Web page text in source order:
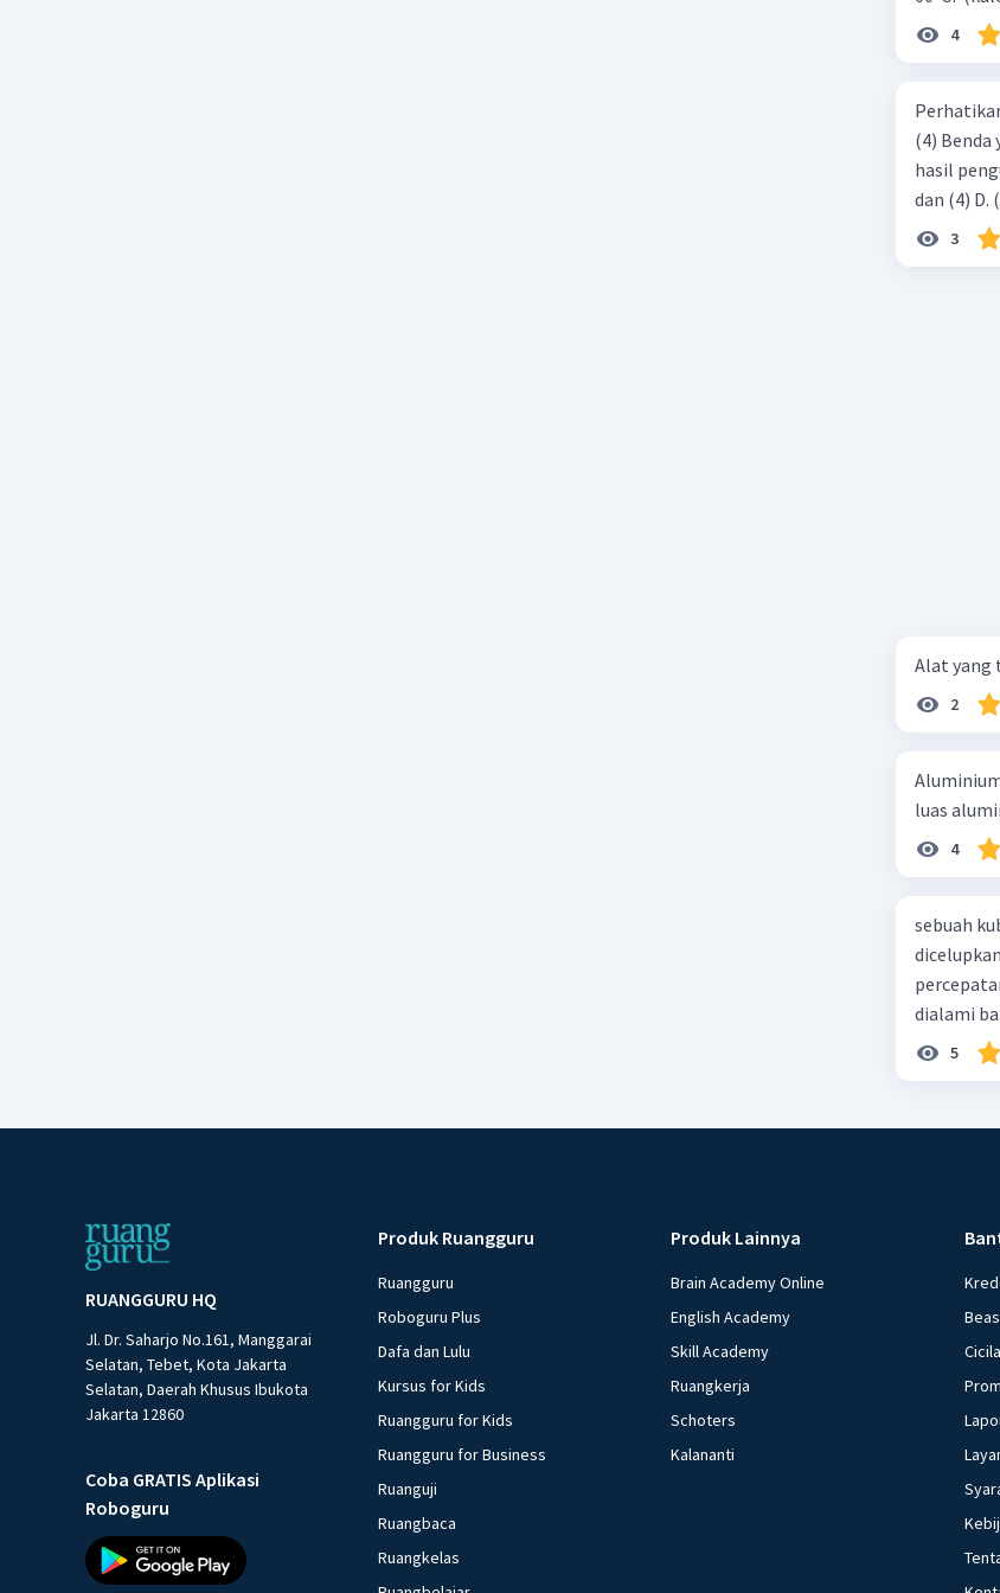
4
(4)
hasil
3
Alat yang
2
luas
4
sebuah
dialami
5
RUANGGURU HQ
Jl. Dr. Saharjo No.161, Manggarai
Selatan, Tebet, Kota Jakarta
Selatan, Daerah Khusus Ibukota
Jakarta 12860
Coba GRATIS Aplikasi
Roboguru
Produk Ruangguru
Ruangguru
Roboguru Plus
Dafa dan Lulu
Kursus for Kids
Ruangguru for Kids
Ruangguru for Business
Ruanguji
Ruangbaca
Ruangkelas
Produk Lainnya
Brain Academy Online
English Academy
Skill Academy
Ruangkerja
Schoters
Kalananti